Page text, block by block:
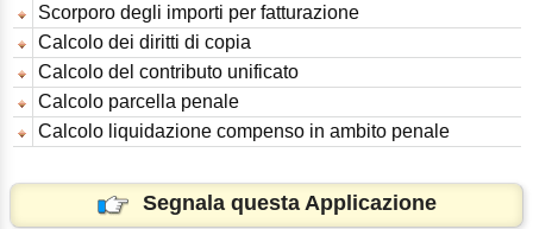
Scorporo degli importi per fatturazione
Calcolo dei diritti di copia
Calcolo del contributo unificato
Calcolo parcella penale
Calcolo liquidazione compenso in ambito penale
Segnala questa Applicazione